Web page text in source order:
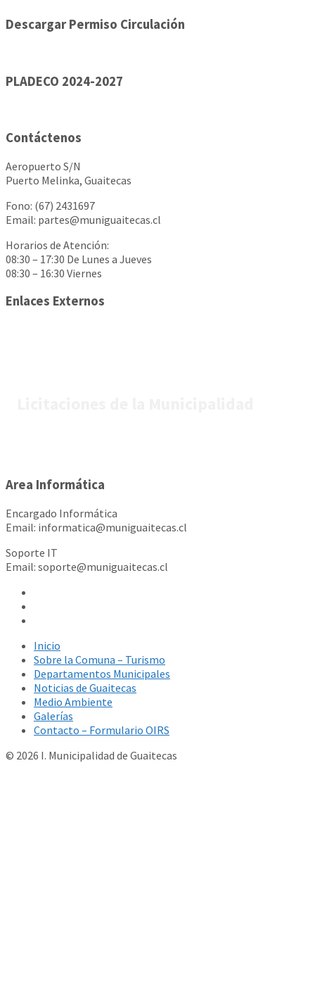
Descargar Permiso Circulación
PLADECO 2024-2027
Contáctenos
Aeropuerto S/N
Puerto Melinka, Guaitecas
Fono: (67) 2431697
Email: partes@muniguaitecas.cl
Horarios de Atención:
08:30 – 17:30 De Lunes a Jueves
08:30 – 16:30 Viernes
Enlaces Externos
Area Informática
Encargado Informática
Email: informatica@muniguaitecas.cl
Soporte IT
Email: soporte@muniguaitecas.cl
Inicio
Sobre la Comuna – Turismo
Departamentos Municipales
Noticias de Guaitecas
Medio Ambiente
Galerías
Contacto – Formulario OIRS
© 2026 I. Municipalidad de Guaitecas